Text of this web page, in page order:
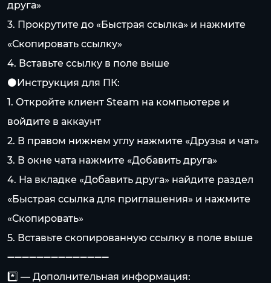
друга»
3. Прокрутите до «Быстрая ссылка» и нажмите
«Скопировать ссылку»
4. Вставьте ссылку в поле выше
⚫️Инструкция для ПК:
1. Откройте клиент Steam на компьютере и
войдите в аккаунт
2. В правом нижнем углу нажмите «Друзья и чат»
3. В окне чата нажмите «Добавить друга»
4. На вкладке «Добавить друга» найдите раздел
«Быстрая ссылка для приглашения» и нажмите
«Скопировать»
5. Вставьте скопированную ссылку в поле выше
➖➖➖➖➖➖➖➖➖➖➖➖➖➖
*️⃣ — Дополнительная информация: